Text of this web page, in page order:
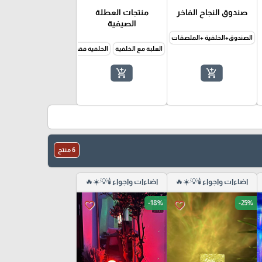
صندوق النجاح الفاخر
الصندوق+الخلفية +الملصقات
add_shopping_cart
منتجات العطلة
الصيفية
العلبة مع الخلفية الخلفية فقط
add_shopping_cart
6 منتج
اضاءات واجواء 🕯️💡☀️🔥
favorite_border -25%
اضاءات واجواء 🕯️💡☀️🔥
favorite_border -18%